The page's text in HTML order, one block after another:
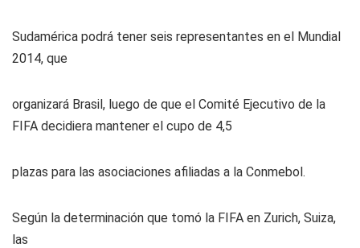
Sudamérica podrá tener seis representantes en el Mundial
2014, que
organizará Brasil, luego de que el Comité Ejecutivo de la
FIFA decidiera mantener el cupo de 4,5
plazas para las asociaciones afiliadas a la Conmebol.
Según la determinación que tomó la FIFA en Zurich, Suiza,
las